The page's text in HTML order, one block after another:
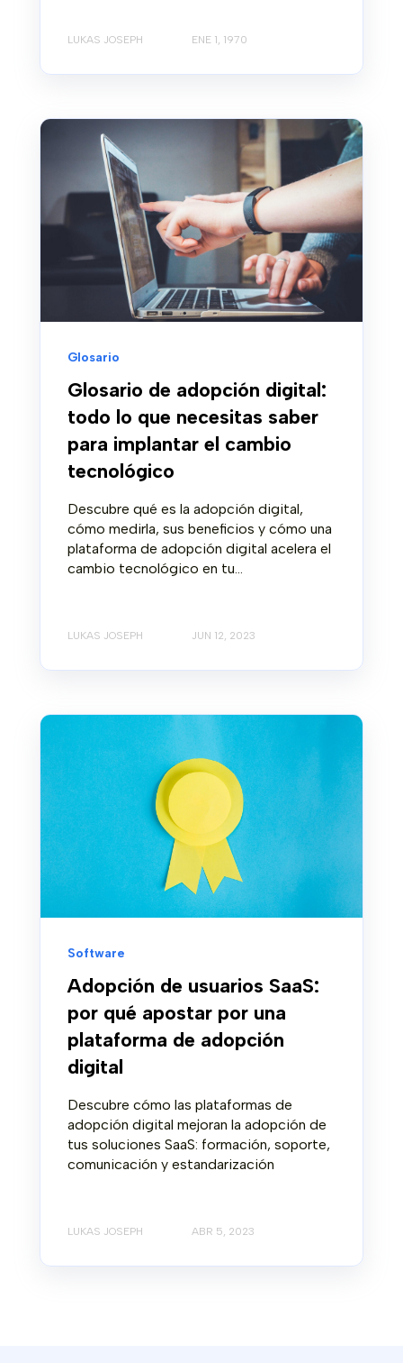
LUKAS JOSEPH ENE 1, 1970
Glosario
Glosario de adopción digital:
todo lo que necesitas saber
para implantar el cambio
tecnológico
Descubre qué es la adopción digital,
cómo medirla, sus beneficios y cómo una
plataforma de adopción digital acelera el
cambio tecnológico en tu...
LUKAS JOSEPH JUN 12, 2023
Software
Adopción de usuarios SaaS:
por qué apostar por una
plataforma de adopción
digital
Descubre cómo las plataformas de
adopción digital mejoran la adopción de
tus soluciones SaaS: formación, soporte,
comunicación y estandarización
LUKAS JOSEPH ABR 5, 2023